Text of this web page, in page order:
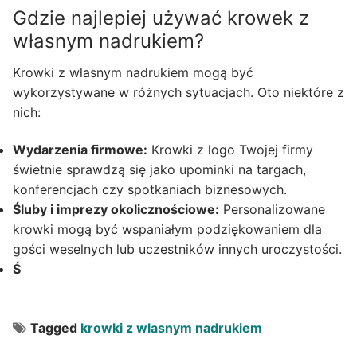
Gdzie najlepiej używać krowek z
własnym nadrukiem?
Krowki z własnym nadrukiem mogą być
wykorzystywane w różnych sytuacjach. Oto niektóre z
nich:
Wydarzenia firmowe: Krowki z logo Twojej firmy
świetnie sprawdzą się jako upominki na targach,
konferencjach czy spotkaniach biznesowych.
Śluby i imprezy okolicznościowe: Personalizowane
krowki mogą być wspaniałym podziękowaniem dla
gości weselnych lub uczestników innych uroczystości.
Ś
Tagged krowki z wlasnym nadrukiem